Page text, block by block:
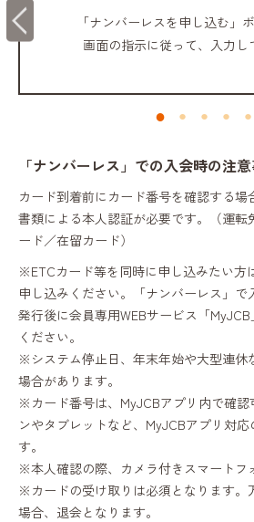
「ナンバーレスを申し込む」
画面の指示に従って、入力し
「ナンバーレス」での入会時の注
カード到着前にカード番号を確認する
書類による本人認証が必要です。（運転
ード／在留カード）
※ETCカード等を同時に申し込みたい方
申し込みください。「ナンバーレス」で
発行後に会員専用WEBサービス「
ください。
※システム停止日、年末年始や大型連休
場合があります。
※カード番号は、MyJCBアプリ内で確認
ンやタブレットなど、MyJCBアプリ対
す。
※本人確認の際、カメラ付きスマートフ
※カードの受け取りは必須となります。
場合、退会となります。